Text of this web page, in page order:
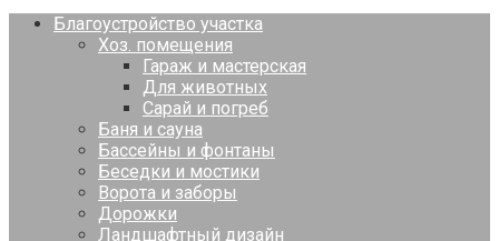
Благоустройство участка
Хоз. помещения
Гараж и мастерская
Для животных
Сарай и погреб
Баня и сауна
Бассейны и фонтаны
Беседки и мостики
Ворота и заборы
Дорожки
Ландшафтный дизайн